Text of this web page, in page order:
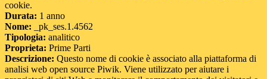
cookie.
Durata: 1 anno
Nome: _pk_ses.1.4562
Tipologia: analitico
Proprieta: Prime Parti
Descrizione: Questo nome di cookie è associato alla piattaforma di
analisi web open source Piwik. Viene utilizzato per aiutare i